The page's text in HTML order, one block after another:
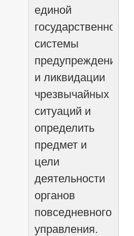
единой
государственной
системы
предупреждения
и ликвидации
чрезвычайных
ситуаций и
определить
предмет и
цели
деятельности
органов
повседневного
управления.